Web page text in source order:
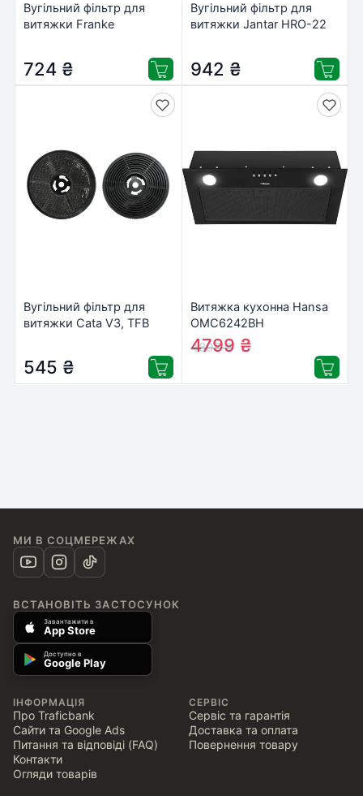
Вугільний фільтр для
витяжки Franke
724 ₴
Вугільний фільтр для
витяжки Jantar HRO-22
942 ₴
Вугільний фільтр для
витяжки Cata V3, TFB
545 ₴
Витяжка кухонна Hansa
OMC6242BH
4897₴
4799 ₴
МИ В СОЦМЕРЕЖАХ
ВСТАНОВІТЬ ЗАСТОСУНОК
Завантажити в
App Store
Доступно в
Google Play
ІНФОРМАЦІЯ
Про Traficbank
Сайти та Google Ads
Питання та відповіді (FAQ)
Контакти
Огляди товарів
СЕРВІС
Сервіс та гарантія
Доставка та оплата
Повернення товару